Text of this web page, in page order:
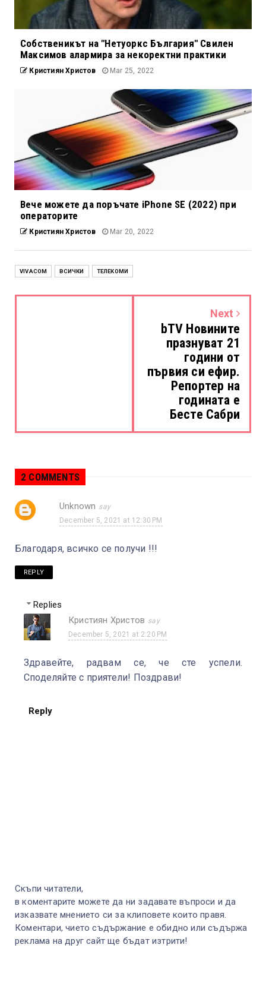
Собственикът на "Нетуоркс България" Свилен
Максимов алармира за некоректни практики
Кристиян Христов Mar 25, 2022
Вече можете да поръчате iPhone SE (2022) при
операторите
Кристиян Христов Mar 20, 2022
VIVACOM ВСИЧКИ ТЕЛЕКОМИ
Next
bTV Новините
празнуват 21
години от
първия си ефир.
Репортер на
годината е
Бесте Сабри
2 COMMENTS
Unknown
December 5, 2021 at 12:30 PM
Благодаря, всичко се получи !!!
REPLY
Replies
Кристиян Христов
December 5, 2021 at 2:20 PM
Здравейте, радвам се, че сте успели.
Споделяйте с приятели! Поздрави!
Reply
Скъпи читатели,
в коментарите можете да ни задавате въпроси и да
изказвате мнението си за клиповете които правя.
Коментари, чието съдържание е обидно или съдържа
реклама на друг сайт ще бъдат изтрити!